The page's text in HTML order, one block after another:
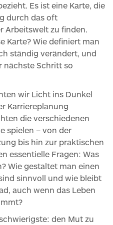
Es ist eine Karte, die
durch das oft
Arbeitswelt zu finden.
Karte? Wie definiert man
ständig verändert, und
nächste Schritt so
wir Licht ins Dunkel
Karriereplanung
die verschiedenen
spielen – von der
bis hin zur praktischen
essentielle Fragen: Was
Wie gestaltet man einen
sinnvoll und wie bleibt
auch wenn das Leben
den Mut zu